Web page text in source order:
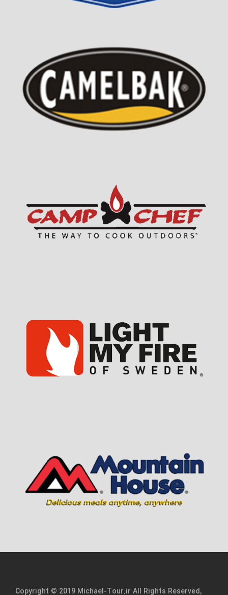
Copyright © 2019 Michael-Tour.ir All Rights Reserved,